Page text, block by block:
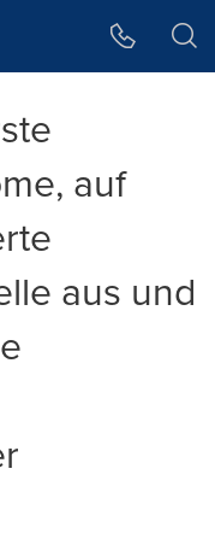
auf
aus und